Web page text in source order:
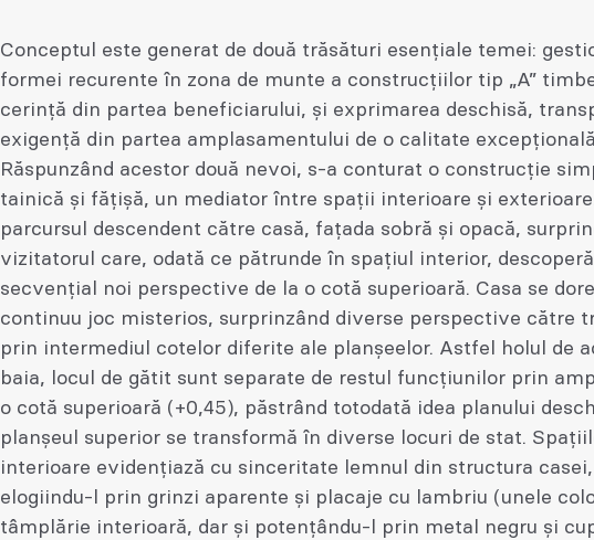
Conceptul este generat de două trăsături esențiale temei:
formei recurente în zona de munte a construcțiilor tip „A”
cerință din partea beneficiarului, și exprimarea deschisă,
exigență din partea amplasamentului de o calitate
Răspunzând acestor două nevoi, s-a conturat o construcție
tainică și fățișă, un mediator între spații interioare și
parcursul descendent către casă, fațada sobră și opacă,
vizitatorul care, odată ce pătrunde în spațiul interior, descoperă
secvențial noi perspective de la o cotă superioară. Casa se
continuu joc misterios, surprinzând diverse perspective către
prin intermediul cotelor diferite ale planșeelor. Astfel holul de
baia, locul de gătit sunt separate de restul funcțiunilor prin
o cotă superioară (+0,45), păstrând totodată idea planului
planșeul superior se transformă în diverse locuri de stat.
interioare evidențiază cu sinceritate lemnul din structura casei,
elogiindu-l prin grinzi aparente și placaje cu lambriu (unele
tâmplărie interioară, dar și potențându-l prin metal negru și